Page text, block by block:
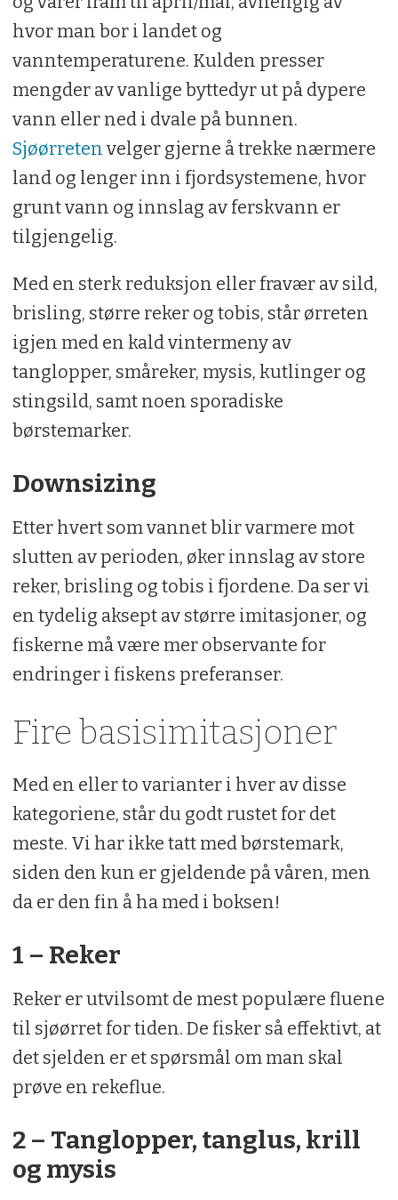
hvor man bor i landet og
vanntemperaturene. Kulden presser
mengder av vanlige byttedyr ut på dypere
vann eller ned i dvale på bunnen.
Sjøørreten velger gjerne å trekke nærmere
land og lenger inn i fjordsystemene, hvor
grunt vann og innslag av ferskvann er
tilgjengelig.
Med en sterk reduksjon eller fravær av sild,
brisling, større reker og tobis, står ørreten
igjen med en kald vintermeny av
tanglopper, småreker, mysis, kutlinger og
stingsild, samt noen sporadiske
børstemarker.
Downsizing
Etter hvert som vannet blir varmere mot
slutten av perioden, øker innslag av store
reker, brisling og tobis i fjordene. Da ser vi
en tydelig aksept av større imitasjoner, og
fiskerne må være mer observante for
endringer i fiskens preferanser.
Fire basisimitasjoner
Med en eller to varianter i hver av disse
kategoriene, står du godt rustet for det
meste. Vi har ikke tatt med børstemark,
siden den kun er gjeldende på våren, men
da er den fin å ha med i boksen!
1 – Reker
Reker er utvilsomt de mest populære fluene
til sjøørret for tiden. De fisker så effektivt, at
det sjelden er et spørsmål om man skal
prøve en rekeflue.
2 – Tanglopper, tanglus, krill
og mysis